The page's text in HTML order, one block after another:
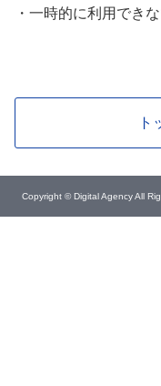
・ 一時的に利用でき
ト
Copyright © Digital Agency All